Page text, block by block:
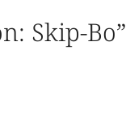
Skip-Bo”